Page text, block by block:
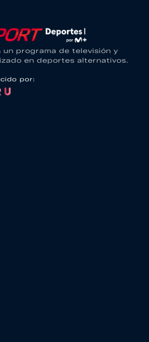
un programa de televisión y
en deportes alternativos.
por: